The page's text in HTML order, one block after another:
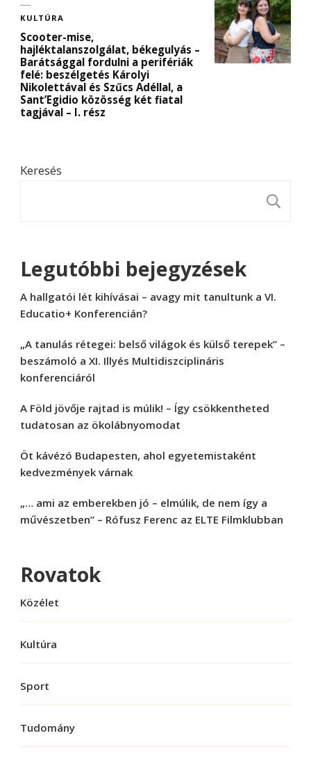
KULTÚRA
Scooter-mise,
hajléktalanszolgálat, békegulyás –
Barátsággal fordulni a perifériák
felé: beszélgetés Károlyi
Nikolettával és Szűcs Adéllal, a
Sant’Egidio közösség két fiatal
tagjával – I. rész
Keresés
Legutóbbi bejegyzések
A hallgatói lét kihívásai – avagy mit tanultunk a VI.
Educatio+ Konferencián?
„A tanulás rétegei: belső világok és külső terepek” –
beszámoló a XI. Illyés Multidiszciplináris
konferenciáról
A Föld jövője rajtad is múlik! – Így csökkentheted
tudatosan az ökolábnyomodat
Öt kávézó Budapesten, ahol egyetemistaként
kedvezmények várnak
„… ami az emberekben jó – elmúlik, de nem így a
művészetben” – Rófusz Ferenc az ELTE Filmklubban
Rovatok
Közélet
Kultúra
Sport
Tudomány